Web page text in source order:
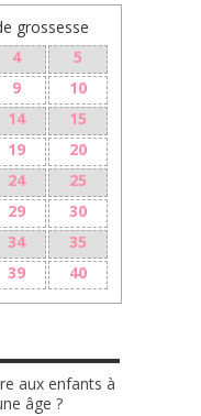
grossesse
4
5
9
10
14
15
19
20
24
25
29
30
34
35
39 40
aux enfants à
âge ?